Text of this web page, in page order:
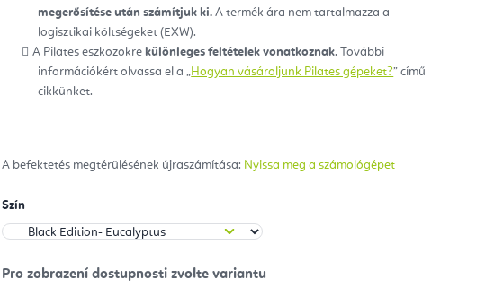
megerősítése után számítjuk ki. A termék ára nem tartalmazza a
logisztikai költségeket (EXW).
A Pilates eszközökre különleges feltételek vonatkoznak. További
információkért olvassa el a „Hogyan vásároljunk Pilates gépeket?” című
cikkünket.
A befektetés megtérülésének újraszámítása: Nyissa meg a számológépet
Szín